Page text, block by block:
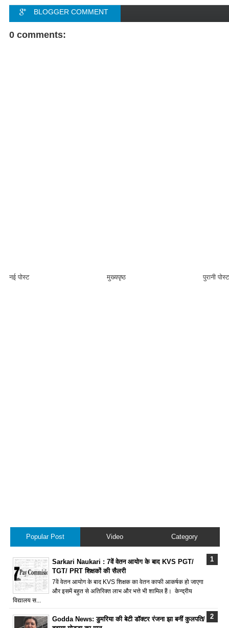
BLOGGER COMMENT
FACEBOOK COMMENT
0 comments:
नई पोस्ट पुरानी पोस्ट
मुख्यपृष्ठ
Popular Post Video Category
Sarkari Naukari : 7वें वेतन आयोग के बाद KVS PGT/
TGT/ PRT शिक्षकों की सैलरी
7वें वेतन आयोग के बाद KVS शिक्षक का वेतन काफी आकर्षक हो जाएगा
और इसमें बहुत से अतिरिक्त लाभ और भत्ते भी शामिल हैं। केन्द्रीय
विद्यालय स...
Godda News: डुमरिया की बेटी डॉक्टर रंजना झा बनीं कुलपति/